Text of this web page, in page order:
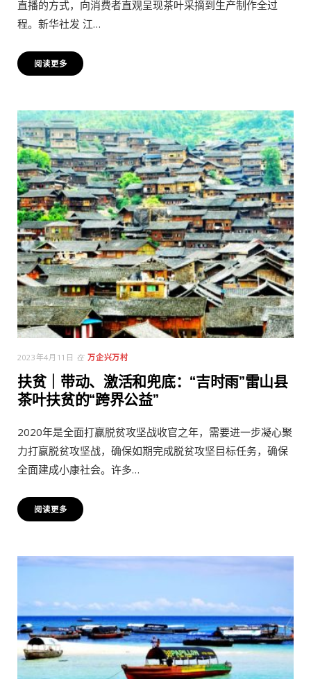
直播的方式，向消费者直观呈现茶叶采摘到生产制作全过
程。新华社发 江…
阅读更多
2023年4月11日 在 万企兴万村
扶贫｜带动、激活和兜底：“吉时雨”雷山县
茶叶扶贫的“跨界公益”
2020年是全面打赢脱贫攻坚战收官之年，需要进一步凝心聚
力打赢脱贫攻坚战，确保如期完成脱贫攻坚目标任务，确保
全面建成小康社会。许多…
阅读更多